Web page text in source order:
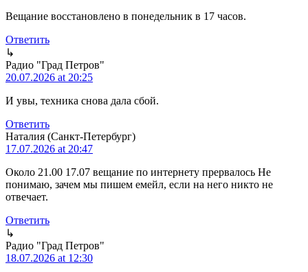
Вещание восстановлено в понедельник в 17 часов.
Ответить
↳
Радио "Град Петров"
20.07.2026 at 20:25
И увы, техника снова дала сбой.
Ответить
Наталия (Санкт-Петербург)
17.07.2026 at 20:47
Около 21.00 17.07 вещание по интернету прервалось Не
понимаю, зачем мы пишем емейл, если на него никто не
отвечает.
Ответить
↳
Радио "Град Петров"
18.07.2026 at 12:30